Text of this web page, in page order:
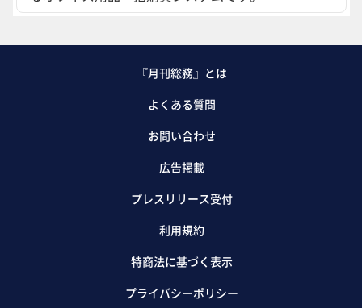
『月刊総務』とは
よくある質問
お問い合わせ
広告掲載
プレスリリース受付
利用規約
特商法に基づく表示
プライバシーポリシー